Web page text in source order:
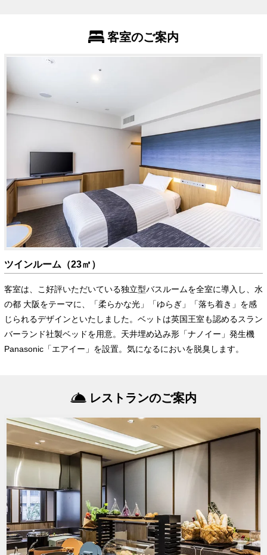
客室のご案内
ツインルーム（23㎡）
客室は、こ好評いただいている独立型バスルームを全室に導入し、水
の都 大阪をテーマに、「柔らかな光」「ゆらぎ」「落ち着き」を感
じられるデザインといたしました。ベットは英国王室も認めるスラン
バーランド社製ベッドを用意。天井埋め込み形「ナノイー」発生機
Panasonic「エアイー」を設置。気になるにおいを脱臭します。
レストランのご案内